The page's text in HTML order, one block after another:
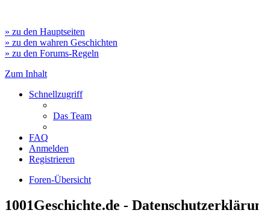
» zu den Hauptseiten
» zu den wahren Geschichten
» zu den Forums-Regeln
Zum Inhalt
Schnellzugriff
Das Team
FAQ
Anmelden
Registrieren
Foren-Übersicht
1001Geschichte.de -